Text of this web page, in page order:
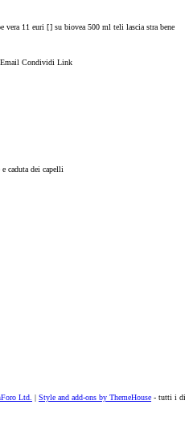
vera 11 euri [] su biovea 500 ml teli lascia stra bene
Email Condividi Link
caduta dei capelli
Ltd. Style and add-ons by ThemeHouse - tutti i